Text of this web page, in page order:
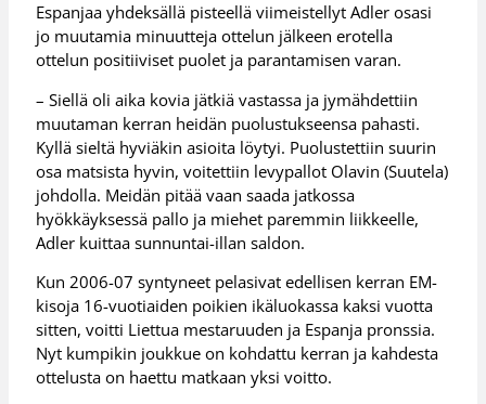
Espanjaa yhdeksällä pisteellä viimeistellyt Adler osasi
jo muutamia minuutteja ottelun jälkeen erotella
ottelun positiiviset puolet ja parantamisen varan.
– Siellä oli aika kovia jätkiä vastassa ja jymähdettiin
muutaman kerran heidän puolustukseensa pahasti.
Kyllä sieltä hyviäkin asioita löytyi. Puolustettiin suurin
osa matsista hyvin, voitettiin levypallot Olavin (Suutela)
johdolla. Meidän pitää vaan saada jatkossa
hyökkäyksessä pallo ja miehet paremmin liikkeelle,
Adler kuittaa sunnuntai-illan saldon.
Kun 2006-07 syntyneet pelasivat edellisen kerran EM-
kisoja 16-vuotiaiden poikien ikäluokassa kaksi vuotta
sitten, voitti Liettua mestaruuden ja Espanja pronssia.
Nyt kumpikin joukkue on kohdattu kerran ja kahdesta
ottelusta on haettu matkaan yksi voitto.